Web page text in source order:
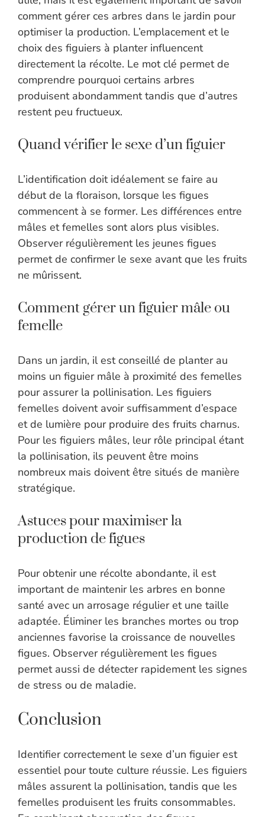
comment gérer ces arbres dans le jardin pour
optimiser la production. L’emplacement et le
choix des figuiers à planter influencent
directement la récolte. Le mot clé permet de
comprendre pourquoi certains arbres
produisent abondamment tandis que d’autres
restent peu fructueux.
Quand vérifier le sexe d’un figuier
L’identification doit idéalement se faire au
début de la floraison, lorsque les figues
commencent à se former. Les différences entre
mâles et femelles sont alors plus visibles.
Observer régulièrement les jeunes figues
permet de confirmer le sexe avant que les fruits
ne mûrissent.
Comment gérer un figuier mâle ou
femelle
Dans un jardin, il est conseillé de planter au
moins un figuier mâle à proximité des femelles
pour assurer la pollinisation. Les figuiers
femelles doivent avoir suffisamment d’espace
et de lumière pour produire des fruits charnus.
Pour les figuiers mâles, leur rôle principal étant
la pollinisation, ils peuvent être moins
nombreux mais doivent être situés de manière
stratégique.
Astuces pour maximiser la
production de figues
Pour obtenir une récolte abondante, il est
important de maintenir les arbres en bonne
santé avec un arrosage régulier et une taille
adaptée. Éliminer les branches mortes ou trop
anciennes favorise la croissance de nouvelles
figues. Observer régulièrement les figues
permet aussi de détecter rapidement les signes
de stress ou de maladie.
Conclusion
Identifier correctement le sexe d’un figuier est
essentiel pour toute culture réussie. Les figuiers
mâles assurent la pollinisation, tandis que les
femelles produisent les fruits consommables.